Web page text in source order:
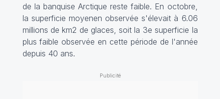
de la banquise Arctique reste faible. En octobre,
la superficie moyenen observée s'élevait à 6.06
millions de km2 de glaces, soit la 3e superficie la
plus faible observée en cette période de l'année
depuis 40 ans.